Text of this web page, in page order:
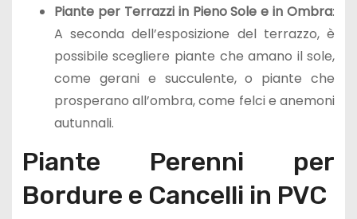
Piante per Terrazzi in Pieno Sole e in Ombra:
A seconda dell’esposizione del terrazzo, è
possibile scegliere piante che amano il sole,
come gerani e succulente, o piante che
prosperano all’ombra, come felci e anemoni
autunnali.
Piante Perenni per
Bordure e Cancelli in PVC